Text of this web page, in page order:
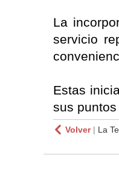
La
servicio
Estas
sus
Volver| La